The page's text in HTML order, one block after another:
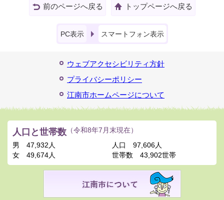
前のページへ戻る トップページへ戻る
PC表示 スマートフォン表示
ウェブアクセシビリティ方針
プライバシーポリシー
江南市ホームページについて
人口と世帯数 （令和8年7月末現在）
男
47,932人
女
49,674人
人口
97,606人
世帯数
43,902世帯